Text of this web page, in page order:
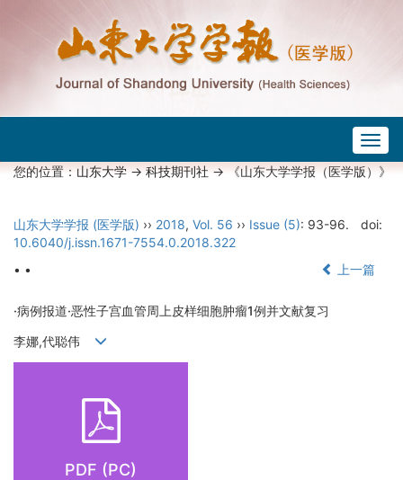
您的位置：山东大学->科技期刊社-> 《山东大学学报（医学版）》
山东大学学报 (医学版) ›› 2018, Vol. 56 ›› Issue (5): 93-96.
doi:
10.6040/j.issn.1671-7554.0.2018.322
• •
上一篇
·病例报道·恶性子宫血管周上皮样细胞肿瘤1例并文献复习
李娜,代聪伟
PDF (PC)